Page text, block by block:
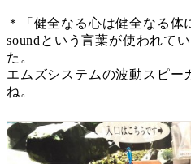
＊「健全なる心は健全なる体
soundという言葉が使われて
た。
エムズシステムの波動スピー
ね。